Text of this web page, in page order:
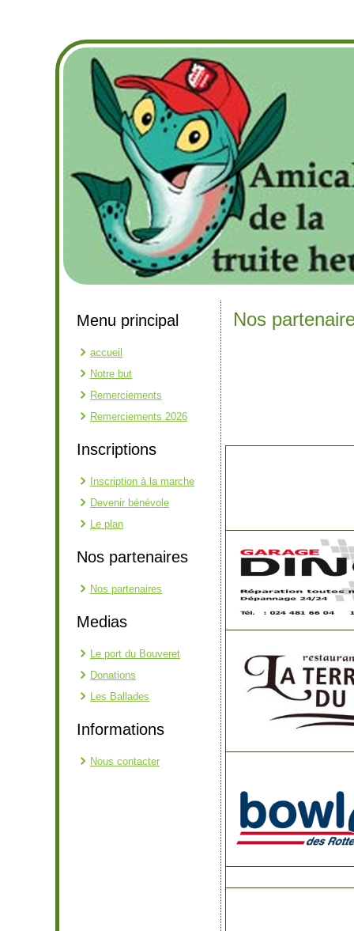
Menu principal
accueil
Notre but
Remerciements
Remerciements 2026
Inscriptions
Inscription à la marche
Devenir bénévole
Le plan
Nos partenaires
Nos partenaires
Medias
Le port du Bouveret
Donations
Les Ballades
Informations
Nous contacter
Nos